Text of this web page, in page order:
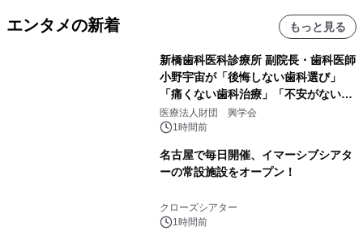
エンタメの新着 もっと見る
新橋歯科医科診療所 副院長・歯科医師
小野宇宙が「後悔しない歯科選び」
「痛くない歯科治療」「不安がない治
療計画」をテーマに専門監修
医療法人財団 興学会
1時間前
名古屋で毎日開催、イマーシブシアタ
ーの常設施設をオープン！
クローズシアター
1時間前